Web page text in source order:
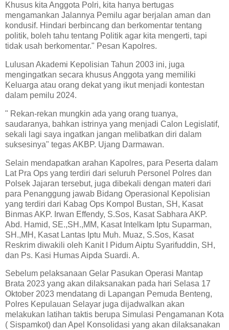
Khusus kita Anggota Polri, kita hanya bertugas
mengamankan Jalannya Pemilu agar berjalan aman dan
kondusif. Hindari berbincang dan berkomentar tentang
politik, boleh tahu tentang Politik agar kita mengerti, tapi
tidak usah berkomentar." Pesan Kapolres.
Lulusan Akademi Kepolisian Tahun 2003 ini, juga
mengingatkan secara khusus Anggota yang memiliki
Keluarga atau orang dekat yang ikut menjadi kontestan
dalam pemilu 2024.
" Rekan-rekan mungkin ada yang orang tuanya,
saudaranya, bahkan istrinya yang menjadi Calon Legislatif,
sekali lagi saya ingatkan jangan melibatkan diri dalam
suksesinya" tegas AKBP. Ujang Darmawan.
Selain mendapatkan arahan Kapolres, para Peserta dalam
Lat Pra Ops yang terdiri dari seluruh Personel Polres dan
Polsek Jajaran tersebut, juga dibekali dengan materi dari
para Penanggung jawab Bidang Operasional Kepolisian
yang terdiri dari Kabag Ops Kompol Bustan, SH, Kasat
Binmas AKP. Irwan Effendy, S.Sos, Kasat Sabhara AKP.
Abd. Hamid, SE.,SH.,MM, Kasat Intelkam Iptu Suparman,
SH.,MH, Kasat Lantas Iptu Muh. Muaz, S.Sos, Kasat
Reskrim diwakili oleh Kanit I Pidum Aiptu Syarifuddin, SH,
dan Ps. Kasi Humas Aipda Suardi. A.
Sebelum pelaksanaan Gelar Pasukan Operasi Mantap
Brata 2023 yang akan dilaksanakan pada hari Selasa 17
Oktober 2023 mendatang di Lapangan Pemuda Benteng,
Polres Kepulauan Selayar juga dijadwalkan akan
melakukan latihan taktis berupa Simulasi Pengamanan Kota
( Sispamkot) dan Apel Konsolidasi yang akan dilaksanakan